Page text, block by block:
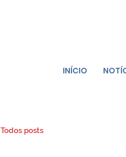
INÍCIO
Todos posts